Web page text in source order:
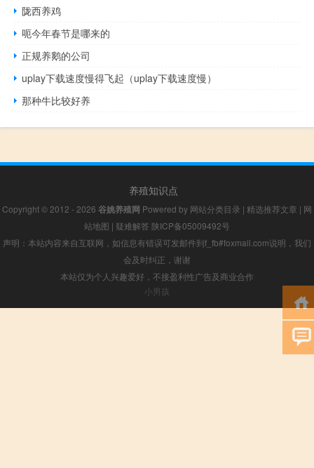
陇西养鸡
呃今年春节是哪来的
正规养鹅的公司
uplay下载速度慢得飞起（uplay下载速度慢）
那种牛比较好养
养殖知识点
Copyright © 2012 - 2026 谷姚养殖网 Powered by 网站分类目录 | 精选推荐文章 | 网
站地图 | 疑难解答 陕ICP备05009492号
声明：本站内容来自互联网，如信息有错误可发邮件到f_fb#foxmail.com说明，我们
会及时纠正，谢谢
本站仅为个人兴趣爱好，不接盈利性广告及商业合作
小男孩